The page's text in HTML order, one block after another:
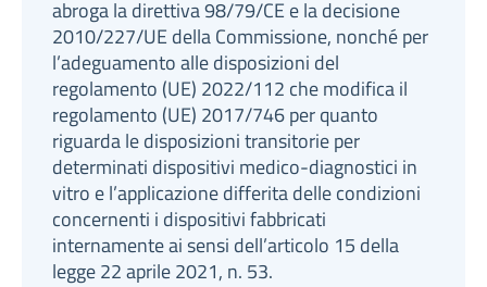
abroga la direttiva 98/79/CE e la decisione
2010/227/UE della Commissione, nonché per
l’adeguamento alle disposizioni del
regolamento (UE) 2022/112 che modifica il
regolamento (UE) 2017/746 per quanto
riguarda le disposizioni transitorie per
determinati dispositivi medico-diagnostici in
vitro e l’applicazione differita delle condizioni
concernenti i dispositivi fabbricati
internamente ai sensi dell’articolo 15 della
legge 22 aprile 2021, n. 53.